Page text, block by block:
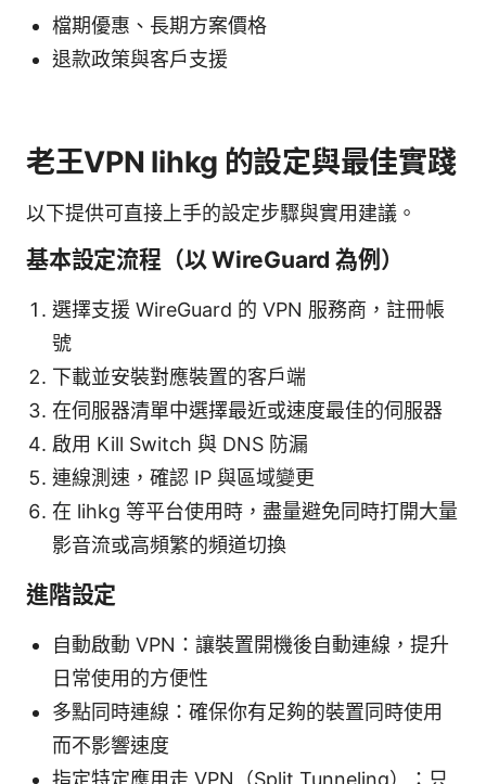
檔期優惠、長期方案價格
退款政策與客戶支援
老王VPN lihkg 的設定與最佳實踐
以下提供可直接上手的設定步驟與實用建議。
基本設定流程（以 WireGuard 為例）
選擇支援 WireGuard 的 VPN 服務商，註冊帳
號
下載並安裝對應裝置的客戶端
在伺服器清單中選擇最近或速度最佳的伺服器
啟用 Kill Switch 與 DNS 防漏
連線測速，確認 IP 與區域變更
在 lihkg 等平台使用時，盡量避免同時打開大量
影音流或高頻繁的頻道切換
進階設定
自動啟動 VPN：讓裝置開機後自動連線，提升
日常使用的方便性
多點同時連線：確保你有足夠的裝置同時使用
而不影響速度
指定特定應用走 VPN（Split Tunneling）：只